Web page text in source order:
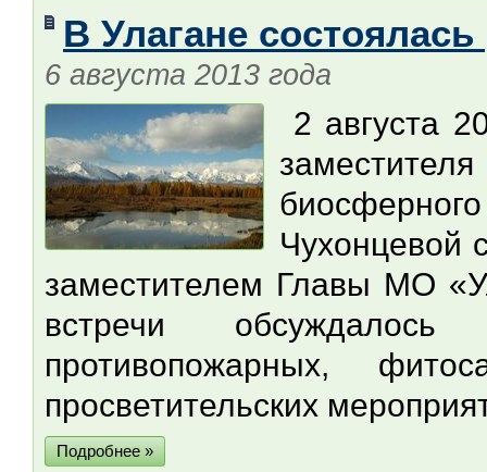
В Улагане
6 августа 2013 года
2 августа
Чухонцевой
заместителем Главы МО
встречи
противопожарных,
просветительских
Подробнее »